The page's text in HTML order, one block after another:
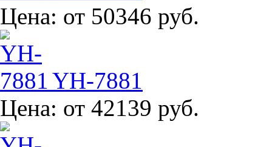
Цена: от 50346 руб.
YH-7881
Цена: от 42139 руб.